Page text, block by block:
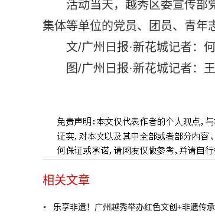
活动当天，越秀区委宣传部
集体等单位的党员、团员、青年
文/广州日报·新花城记者：
图/广州日报·新花城记者：
相关文章
乐享非遗！广州越秀举办红色文创+非遗传